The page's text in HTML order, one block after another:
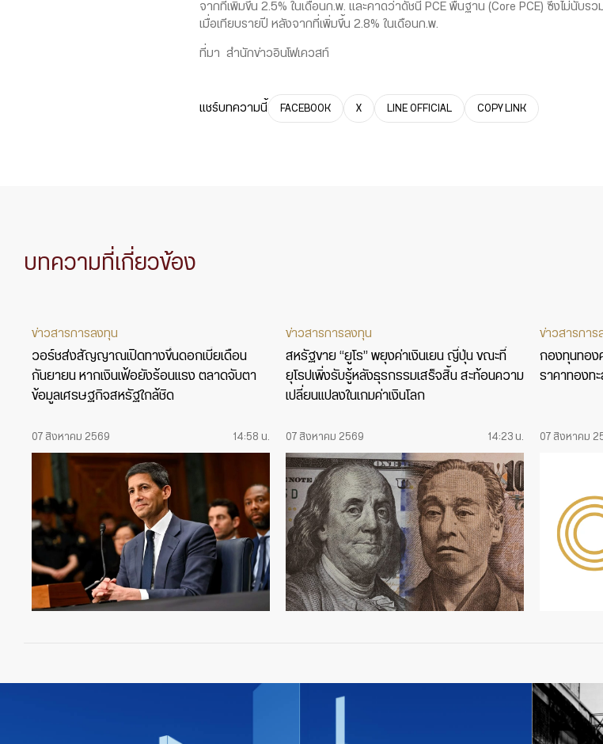
จากที่เพิ่มขึ้น 2.5% ในเดือนก.พ. และคาดว่าดัชนี PCE พื้นฐาน (Core PCE) ซึ่งไม่นับร
เมื่อเทียบรายปี หลังจากที่เพิ่มขึ้น 2.8% ในเดือนก.พ.
ที่มา สำนักข่าวอินโฟเควสท์
แชร์บทความนี้ FACEBOOK X LINE OFFICIAL COPY LINK
บทความที่เกี่ยวข้อง
ข่าวสารการลงทุน
วอร์ชส่งสัญญาณเปิดทางขึ้นดอกเบี้ยเดือน
กันยายน หากเงินเฟ้อยังร้อนแรง ตลาดจับตา
ข้อมูลเศรษฐกิจสหรัฐใกล้ชิด
07 สิงหาคม 2569 14:58 น.
ข่าวสารการลงทุน
สหรัฐขาย “ยูโร” พยุงค่าเงินเยน ญี่ปุ่น ขณะที่
ยุโรปเพิ่งรับรู้หลังธุรกรรมเสร็จสิ้น สะท้อนความ
เปลี่ยนแปลงในเกมค่าเงินโลก
07 สิงหาคม 2569 14:23 น.
ข่าวสารการ
กองทุนทอง
ราคาทองท
07 สิงหาคม